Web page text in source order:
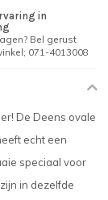
in
Bel gerust
071-4013008
De Deens ovale
echt een
speciaal voor
in dezelfde